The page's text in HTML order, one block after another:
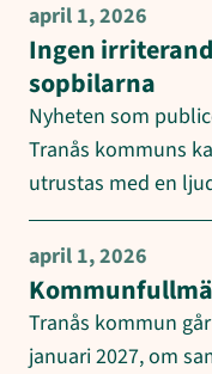
april 1, 2026
Ingen
sopbilarna
Nyheten som
Tranås kommuns
utrustas med en
april 1, 2026
Tranås kommun
januari 2027, om